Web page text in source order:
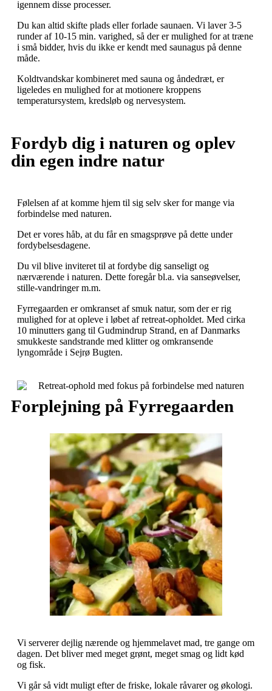
igennem disse processer.
Du kan altid skifte plads eller forlade saunaen. Vi laver 3-5
runder af 10-15 min. varighed, så der er mulighed for at træne
i små bidder, hvis du ikke er kendt med saunagus på denne
måde.
Koldtvandskar kombineret med sauna og åndedræt, er
ligeledes en mulighed for at motionere kroppens
temperatursystem, kredsløb og nervesystem.
Fordyb dig i naturen og oplev
din egen indre natur
Følelsen af at komme hjem til sig selv sker for mange via
forbindelse med naturen.
Det er vores håb, at du får en smagsprøve på dette under
fordybelsesdagene.
Du vil blive inviteret til at fordybe dig sanseligt og
nærværende i naturen. Dette foregår bl.a. via sanseøvelser,
stille-vandringer m.m.
Fyrregaarden er omkranset af smuk natur, som der er rig
mulighed for at opleve i løbet af retreat-opholdet. Med cirka
10 minutters gang til Gudmindrup Strand, en af Danmarks
smukkeste sandstrande med klitter og omkransende
lyngområde i Sejrø Bugten.
Forplejning på Fyrregaarden
Vi serverer dejlig nærende og hjemmelavet mad, tre gange om
dagen. Det bliver med meget grønt, meget smag og lidt kød
og fisk.
Vi går så vidt muligt efter de friske, lokale råvarer og økologi.